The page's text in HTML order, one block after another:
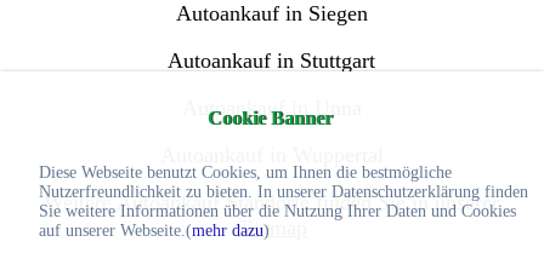
Cookie Banner
Diese Webseite benutzt Cookies, um Ihnen die bestmögliche
Nutzerfreundlichkeit zu bieten. In unserer Datenschutzerklärung finden
Sie weitere Informationen über die Nutzung Ihrer Daten und Cookies
auf unserer Webseite.(mehr dazu)
Autoankauf in Siegen
Autoankauf in Stuttgart
Autoankauf in Unna
Weitere Autoankauf Standorte finden Sie in unserer
Sitemap